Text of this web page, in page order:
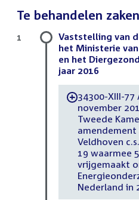
Te behandelen zaken
Vaststelling van
het Ministerie van
en het
jaar 2016
-34300-XIII-77
november
Tweede
amendement
Veldhoven
19 waarmee
vrijgemaakt
Nederland in
1